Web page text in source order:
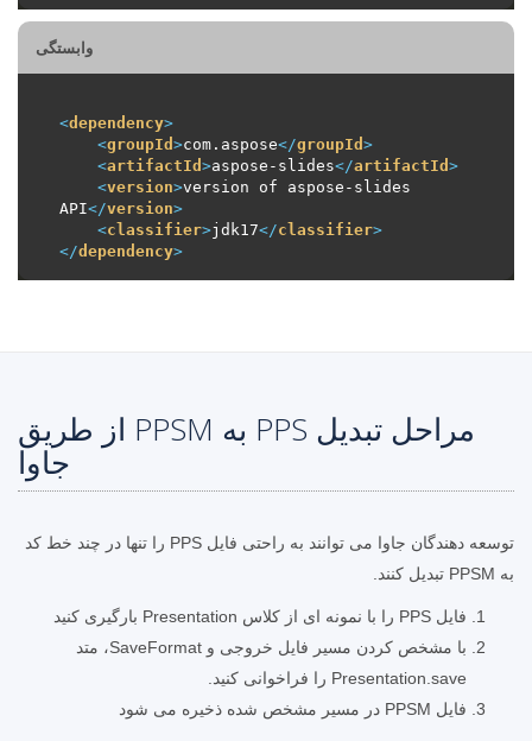
وابستگی
<dependency>
<groupId >com.aspose</groupId >
<artifactId >aspose-slides</artifactId >
<version>version of aspose-slides
API</version>
<classifier>jdk17</classifier>
</dependency>
مراحل تبدیل PPS به PPSM از طریق
جاوا
توسعه دهندگان جاوا می توانند به راحتی فایل PPS را تنها در چند خط کد
به PPSM تبدیل کنند.
فایل PPS را با نمونه ای از کلاس Presentation بارگیری کنید
با مشخص کردن مسیر فایل خروجی و SaveFormat، متد
Presentation.save را فراخوانی کنید.
فایل PPSM در مسیر مشخص شده ذخیره می شود